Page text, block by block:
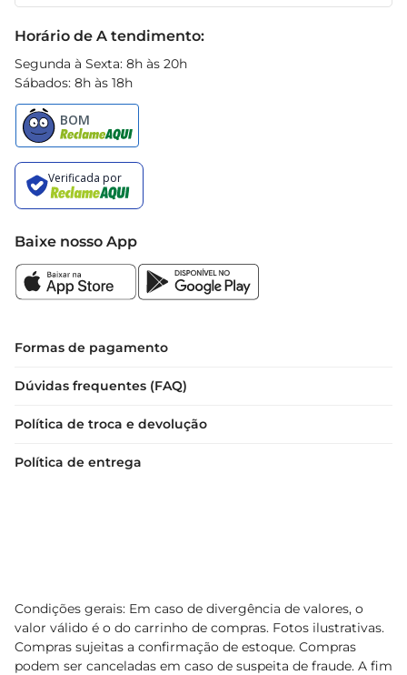
utilizada em suas receitas.
Conservação e Armazenamento
Para garantir a qualidade do produto,
recomendase armazenálo em local fresco e seco,
longe da luz direta. Após aberto, o molho deve
ser mantido refrigerado e consumido em um
prazo razoável, para que você possa desfrutar de
todo seu sabor e frescor.
Horário de A tendimento:
Segunda à Sexta: 8h às 20h
Sábados: 8h às 18h
Baixe nosso App
Formas de pagamento
Dúvidas frequentes (FAQ)
Política de troca e devolução
Política de entrega
Condições gerais: Em caso de divergência de valores, o
valor válido é o do carrinho de compras. Fotos ilustrativas.
Compras sujeitas a confirmação de estoque. Compras
podem ser canceladas em caso de suspeita de fraude. A fim